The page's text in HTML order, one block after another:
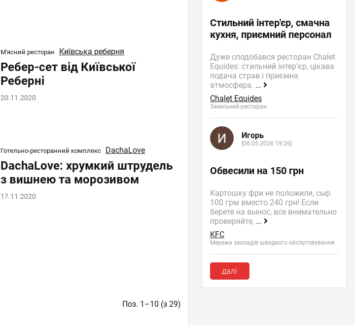
М'ясний ресторан Київська реберня
Ребер-сет від Київської
Реберні
20.11.2020
Готельно-ресторанний комплекс DachaLove
DachaLove: хрумкий штрудель
з вишнею та морозивом
17.11.2020
Поз. 1–10 (з 29)
Стильний інтер'єр, смачна
кухня, приємний персонал
Дуже сподобався ресторан Chalet
Equides: стильний інтер’єр, цікава
подача страв і приємна
атмосфера. ...
Chalet Equides
Заміський ресторан
Игорь
[06.05.2026 19:26]
Обвесили на 150 грн
Картошку фри не положили, сыр
100 грм вместо 240 грн! Если
берете на вынос, все внимательно
проверяйте, ...
KFC
Мережа закладів швидкого обслуговування
далі